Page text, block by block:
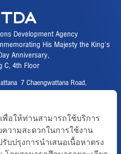
Development Agency
His Majesty the King's
Anniversary,
C, 4th Floor
7 Chaengwattana Road,
123 1200
:02 123 1234
พื่อให้ท่านสามารถใช้บริการ
วามสะดวกในการใช้งาน
บปรุงการนำเสนอเนื้อหาตรง